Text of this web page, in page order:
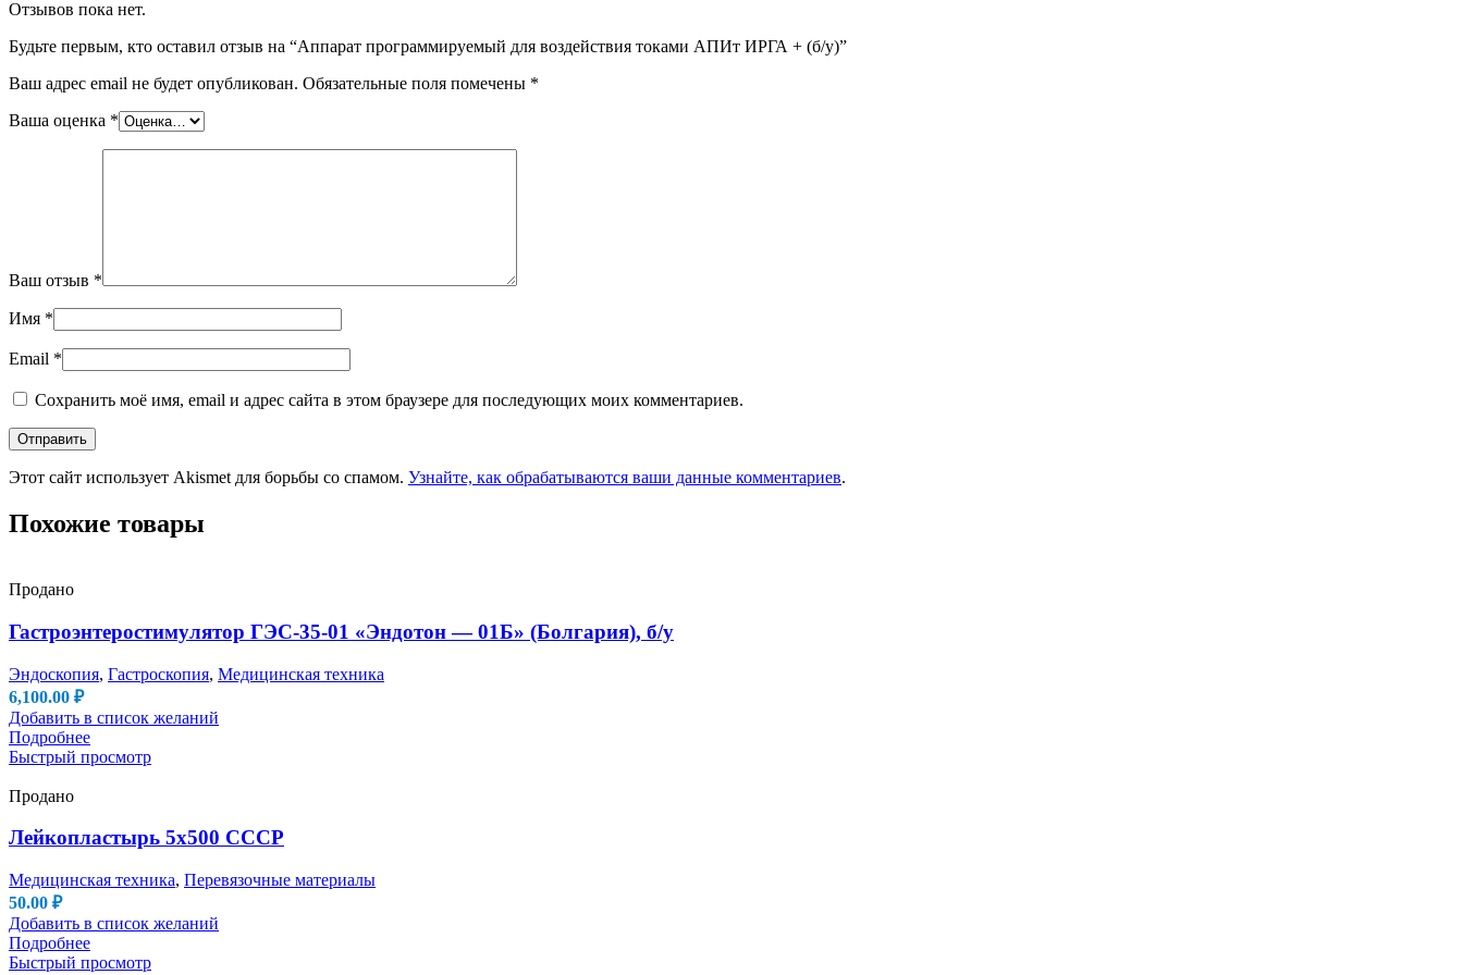
Отзывов пока нет.
Будьте первым, кто оставил отзыв на “Аппарат программируемый для воздействия токами АПИт ИРГА + (б/у)”
Ваш адрес email не будет опубликован. Обязательные поля помечены *
Ваша оценка *
Ваш отзыв *
Имя *
Email *
Сохранить моё имя, email и адрес сайта в этом браузере для последующих моих комментариев.
Этот сайт использует Akismet для борьбы со спамом. Узнайте, как обрабатываются ваши данные комментариев.
Похожие товары
Продано
Гастроэнтеростимулятор ГЭС-35-01 «Эндотон — 01Б» (Болгария), б/у
Эндоскопия, Гастроскопия, Медицинская техника
6,100.00 ₽
Добавить в список желаний
Подробнее
Быстрый просмотр
Продано
Лейкопластырь 5х500 СССР
Медицинская техника, Перевязочные материалы
50.00 ₽
Добавить в список желаний
Подробнее
Быстрый просмотр